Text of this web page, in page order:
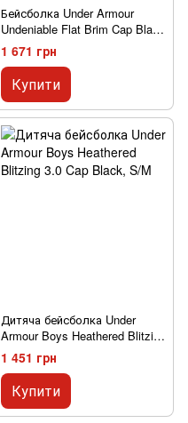
Бейсболка Under Armour
Undeniable Flat Brim Cap Black
Grey
1 671 грн
Купити
Дитяча бейсболка Under
Armour Boys Heathered Blitzing
3.0 Cap Black
1 451 грн
Купити